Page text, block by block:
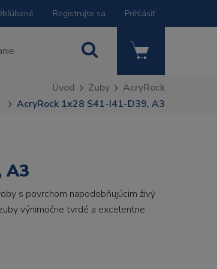
Registrujte sa Prihlásiť
Úvod Zuby
AcryRock
AcryRock 1x28 S41-I41-D39, A3
A3
s povrchom napodobňujúcim živý
výnimočne tvrdé a excelentne